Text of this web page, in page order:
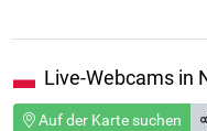
Live-Webcams in
Auf der Karte suchen